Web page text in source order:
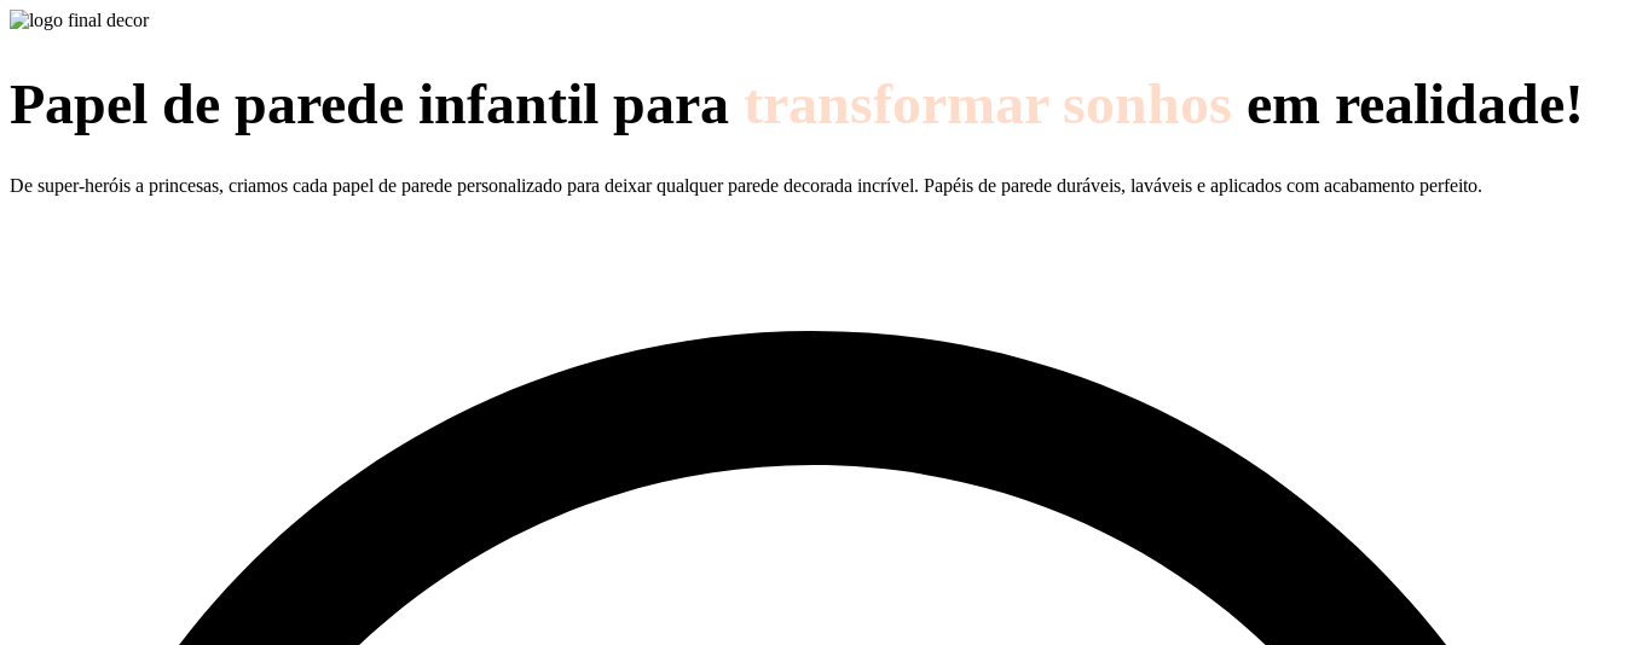
Papel de parede infantil para transformar sonhos em realidade!
De super-heróis a princesas, criamos cada papel de parede personalizado para deixar qualquer parede decorada incrível. Papéis de parede duráveis, laváveis e aplicados com acabamento perfeito.